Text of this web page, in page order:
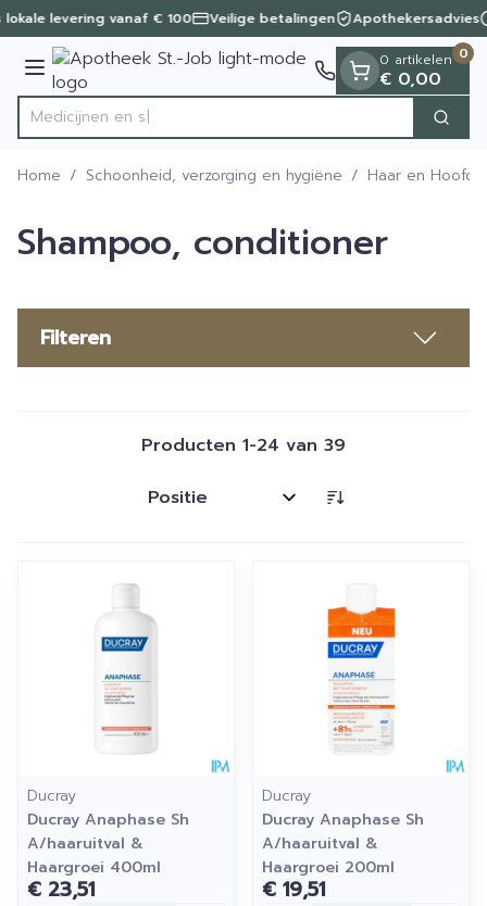
Ga naar de inhoud
1 van 1
levering vanaf € 100 Veilige betalingen Apothekersadvies
Menu
Product, merk, categorie...
Zoek
0 artikelen
€ 0,00
0
Home / Schoonheid, verzorging en hygiëne / Haar en Hoofd
Shampoo, conditioner
Filteren
Producten 1-24 van 39
Sorteer op:
Ducray
Ducray Anaphase Sh
A/haaruitval &
Haargroei 400ml
€ 23,51
Ducray
Ducray Anaphase Sh
A/haaruitval &
Haargroei 200ml
€ 19,51